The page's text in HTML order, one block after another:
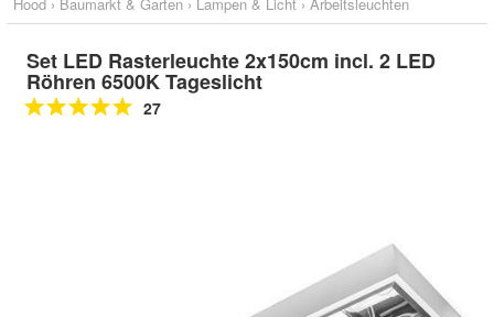
Set LED Rasterleuchte 2x150cm incl. 2 LED
Röhren 6500K Tageslicht
27